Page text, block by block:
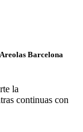
Barcelona
la
continuas con